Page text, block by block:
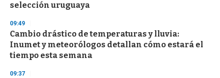
selección uruguaya
09:49
Cambio drástico de temperaturas y lluvia:
Inumet y meteorólogos detallan cómo estará el
tiempo esta semana
09:37